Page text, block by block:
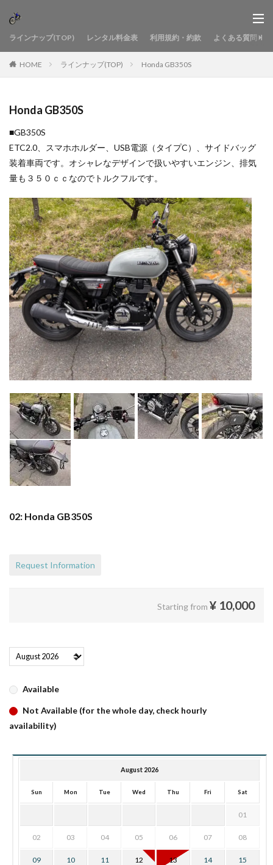
ラインナップ(TOP) レンタル料金表 利用規約・約款 よくある質問
HOME ラインナップ(TOP) Honda GB350S
Honda GB350S
■GB350S
ETC2.0、スマホホルダー、USB電源（タイプC）、サイドバッグ
装着車両です。オシャレなデザインで扱いやすいエンジン、排気
量も３５０ｃｃなのでトルクフルです。
02: Honda GB350S
Request Information
Starting from ¥ 10,000
Available
Not Available (for the whole day, check hourly
availability)
August 2026
Sun Mon Tue Wed Thu Fri Sat
01
02 03 04 05 06 07 08
09 10 11 12 13 14 15